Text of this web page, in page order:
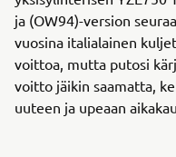
ja (OW94)-version
vuosina italialainen
voittoa, mutta putosi
voitto jäikin saamatta,
uuteen ja upeaan